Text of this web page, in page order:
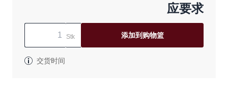
应要求
Stk 添加到购物篮
交货时间